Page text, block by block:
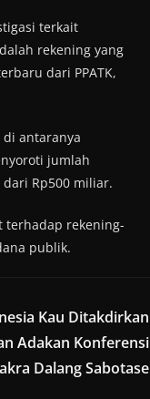
terkait
rekening yang
dari PPATK,
di antaranya
jumlah
Rp500 miliar.
terhadap rekening-
publik.
Kau Ditakdirkan
Adakan Konferensi
Dalang Sabotase